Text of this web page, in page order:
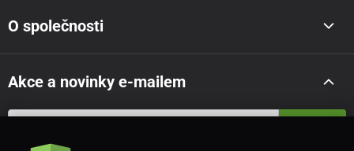
O společnosti
Akce a novinky e-mailem